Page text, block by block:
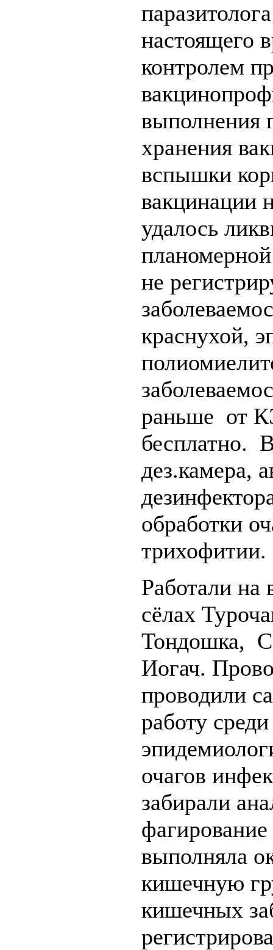
настоящего
контролем
выполнения
хранения
вспышки
вакцинации
удалось
не
краснухой,
раньше от
бесплатно.
дез.камера,
обработки
трихофитии.
Работали
сёлах
Тондошка,
Иогач.
проводили
работу
очагов
забирали
выполняла
кишечную
кишечных